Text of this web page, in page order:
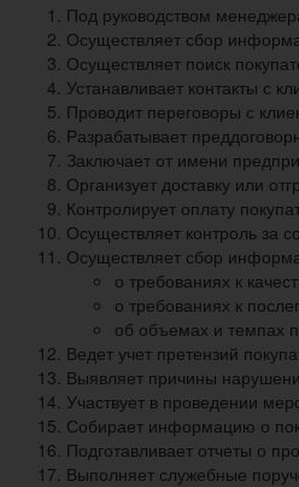
Под руководством
Осуществляет сбор
Осуществляет поиск
Устанавливает контакты с
Проводит переговоры с
Разрабатывает
Заключает от имени
Организует доставку или
Контролирует оплату
Осуществляет контроль за
Осуществляет сбор
о требованиях к
о требованиях к
об объемах и темпах
Ведет учет претензий
Выявляет причины
Участвует в проведении
Собирает информацию о
Подготавливает отчеты о
Выполняет служебные